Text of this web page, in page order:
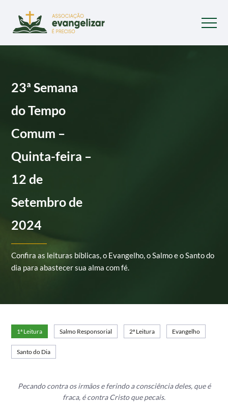
23ª Semana
do Tempo
Comum –
Quinta-feira –
12 de
Setembro de
2024
Confira as leituras bíblicas, o Evangelho, o Salmo e o Santo do
dia para abastecer sua alma com fé.
1ª Leitura Salmo Responsorial 2ª Leitura Evangelho
Santo do Dia
Pecando contra os irmãos e ferindo a consciência deles, que é
fraca, é contra Cristo que pecais.